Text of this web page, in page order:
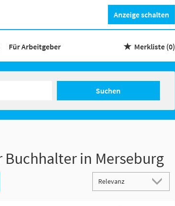
Anzeige schalten
Für Arbeitgeber Merkliste (0)
Suchen
in Merseburg